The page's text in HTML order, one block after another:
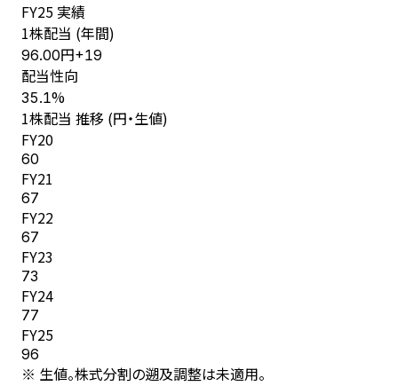
FY25 実績
1株配当 (年間)
96.00円+19
配当性向
35.1%
1株配当 推移 (円・生値)
FY20
60
FY21
67
FY22
67
FY23
73
FY24
77
FY25
96
※ 生値。株式分割の遡及調整は未適用。